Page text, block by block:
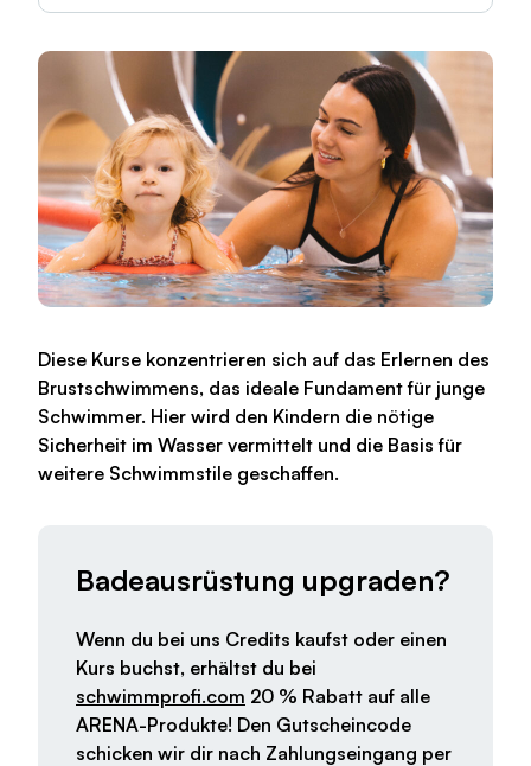
Diese Kurse konzentrieren sich auf das Erlernen des
Brustschwimmens, das ideale Fundament für junge
Schwimmer. Hier wird den Kindern die nötige
Sicherheit im Wasser vermittelt und die Basis für
weitere Schwimmstile geschaffen.
Badeausrüstung upgraden?
Wenn du bei uns Credits kaufst oder einen
Kurs buchst, erhältst du bei
schwimmprofi.com 20 % Rabatt auf alle
ARENA-Produkte! Den Gutscheincode
schicken wir dir nach Zahlungseingang per